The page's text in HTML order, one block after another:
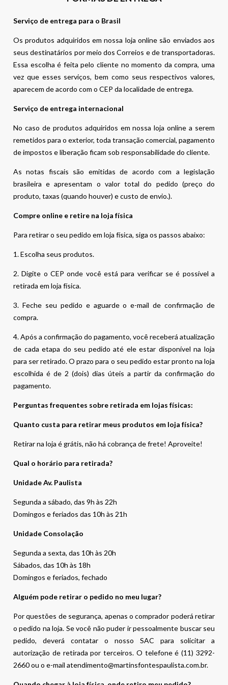
Serviço de entrega para o Brasil
Os produtos adquiridos em nossa loja online são enviados aos
seus destinatários por meio dos Correios e de transportadoras.
Essa escolha é feita pelo cliente no momento da compra, uma
vez que esses serviços, bem como seus respectivos valores,
aparecem de acordo com o CEP da localidade de entrega.
Serviço de entrega internacional
No caso de produtos adquiridos em nossa loja online a serem
remetidos para o exterior, toda transação comercial, pagamento
de impostos e liberação ficam sob responsabilidade do cliente.
As notas fiscais são emitidas de acordo com a legislação
brasileira e apresentam o valor total do pedido (preço do
produto, taxas (quando houver) e custo de envio.).
Compre online e retire na loja física
Para retirar o seu pedido em loja física, siga os passos abaixo:
1. Escolha seus produtos.
2. Digite o CEP onde você está para verificar se é possível a
retirada em loja física.
3. Feche seu pedido e aguarde o e-mail de confirmação de
compra.
4. Após a confirmação do pagamento, você receberá atualização
de cada etapa do seu pedido até ele estar disponível na loja
para ser retirado. O prazo para o seu pedido estar pronto na loja
escolhida é de 2 (dois) dias úteis a partir da confirmação do
pagamento.
Perguntas frequentes sobre retirada em lojas físicas:
Quanto custa para retirar meus produtos em loja física?
Retirar na loja é grátis, não há cobrança de frete! Aproveite!
Qual o horário para retirada?
Unidade Av. Paulista
Segunda a sábado, das 9h às 22h
Domingos e feriados das 10h às 21h
Unidade Consolação
Segunda a sexta, das 10h às 20h
Sábados, das 10h às 18h
Domingos e feriados, fechado
Alguém pode retirar o pedido no meu lugar?
Por questões de segurança, apenas o comprador poderá retirar
o pedido na loja. Se você não puder ir pessoalmente buscar seu
pedido, deverá contatar o nosso SAC para solicitar a
autorização de retirada por terceiros. O telefone é (11) 3292-
2660 ou o e-mail atendimento@martinsfontespaulista.com.br.